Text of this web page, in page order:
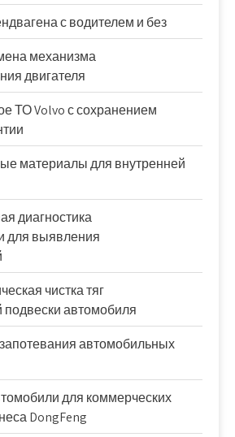
с водителем и без
механизма
двигателя
ТО Volvo с сохранением
материалы для внутренней
диагностика
для выявления
чистка тяг
подвески автомобиля
автомобильных
для коммерческих
DongFeng